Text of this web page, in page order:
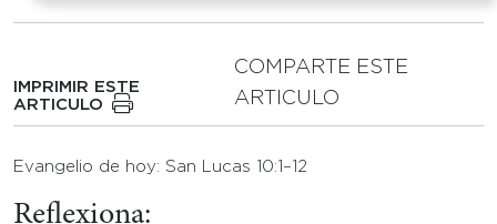
IMPRIMIR ESTE
ARTICULO
COMPARTE ESTE
ARTICULO
Evangelio de hoy: San Lucas 10:1–12
Reflexiona: